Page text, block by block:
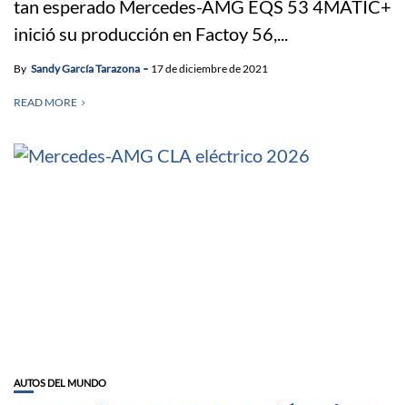
tan esperado Mercedes-AMG EQS 53 4MATIC+
inició su producción en Factoy 56,...
By Sandy García Tarazona 17 de diciembre de 2021
READ MORE
AUTOS DEL MUNDO